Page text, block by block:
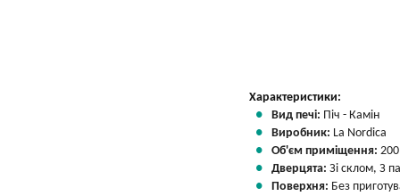
Характеристики:
Вид печі: Піч - Камін
Виробник: La Nordica
Об'єм приміщення:
Дверцята: Зі склом, З
Поверхня: Без